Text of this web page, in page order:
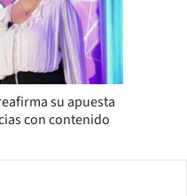
su apuesta
con contenido